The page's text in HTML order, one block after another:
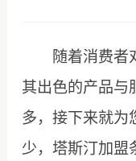
随着消费者对
其出色的产品与
多，接下来就为
少，塔斯汀加盟